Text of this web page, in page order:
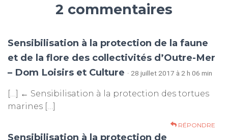
2 commentaires
Sensibilisation à la protection de la faune
et de la flore des collectivités d’Outre-Mer
– Dom Loisirs et Culture · 28 juillet 2017 à 2 h 06 min
[…] ← Sensibilisation à la protection des tortues
marines […]
RÉPONDRE
Sensibilisation à la protection de